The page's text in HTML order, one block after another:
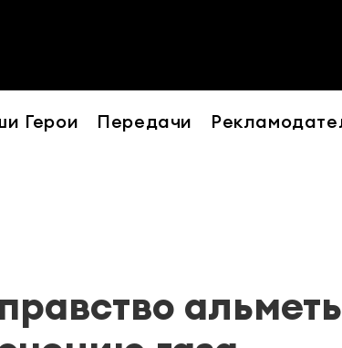
Герои Передачи